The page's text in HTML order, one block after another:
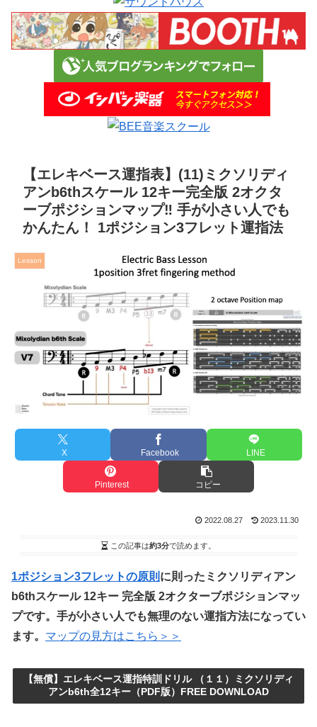
【エレキベース運指表】(11)ミクソリディ
アンb6thスケール 12キー完全版 2オクタ
ーブポジションマップ‼︎ 手が小さい人でも
かんたん！ 1ポジション3フレット運指法
Lesson
X Facebook LINE
Pinterest コピー
2022.08.27 2023.11.30
この記事は約3分で読めます。
1ポジション3フレットの原則 に則ったミクソリディアン
b6thスケール 12キー 完全版 2オクターブポジションマッ
プです。手が小さい人でも無理のない運指方法になってい
ます。 マップの見方はこちら＞＞
【無償】エレキベース運指特訓ドリル （１１）ミクソリディ
アンb6th全12キー（PDF版）FREE DOWNLOAD